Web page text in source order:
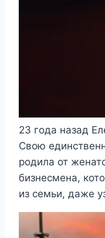
23 года назад
Свою
родила от
бизнесмена,
из семьи, даже